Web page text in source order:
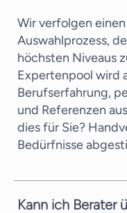
Wir verfolgen
Auswahlprozess,
höchsten Niveaus
Expertenpool wird
Berufserfahrung,
und Referenzen
dies für Sie?
Bedürfnisse
Kann ich Berater